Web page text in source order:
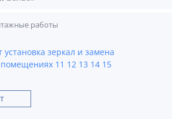
работы
зеркал и замена
11 12 13 14 15